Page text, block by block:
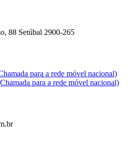
88 Setúbal 2900-265
para a rede móvel nacional)
para a rede móvel nacional)